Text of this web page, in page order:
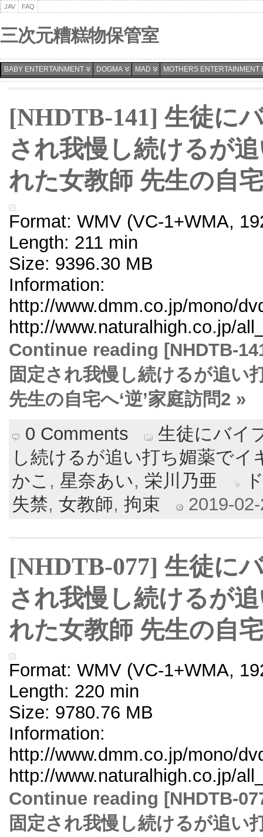
JAV FAQ
三次元糟糕物保管室
BABY ENTERTAINMENT DOGMA MAD MOTHERS ENTERTAINMENT
[NHDTB-141] 生徒に
され我慢し続けるが
れた女教師 先生の自
Format: WMV (VC-1+WMA,
Length: 211 min
Size: 9396.30 MB
Information:
http://www.dmm.co.jp/mono/
http://www.naturalhigh.co.jp/
Continue reading [NHDTB-
固定され我慢し続けるが追い
先生の自宅へ‘逆’家庭訪問2 »
0 Comments
生徒にバイ
し続けるが追い打ち媚薬でイ
かこ , 星奈あい, 栄川乃亜
失禁, 女教師, 拘束 2019-
[NHDTB-077] 生徒に
され我慢し続けるが
れた女教師 先生の自
Format: WMV (VC-1+WMA,
Length: 220 min
Size: 9780.76 MB
Information:
http://www.dmm.co.jp/mono/
http://www.naturalhigh.co.jp/
Continue reading [NHDTB-
固定され我慢し続けるが追い